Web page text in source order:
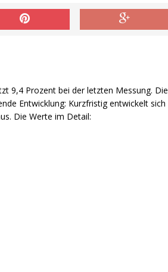
9,4 Prozent bei der letzten Messung. Die
Entwicklung: Kurzfristig entwickelt sich
Die Werte im Detail: